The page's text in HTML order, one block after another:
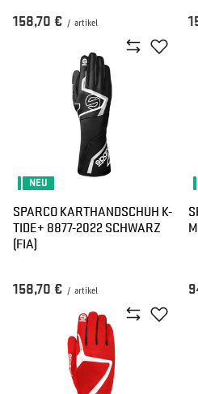
158,70 € / artikel
NEU
SPARCO KARTHANDSCHUH K-
TIDE+ 8877-2022 SCHWARZ
(FIA)
158,70 € / artikel